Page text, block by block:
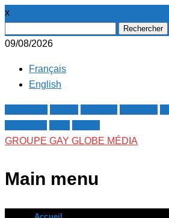
x
09/08/2026
Français
English
GROUPE GAY GLOBE MÉDIA
Main menu